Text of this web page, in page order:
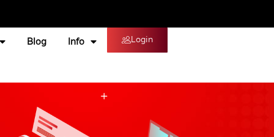
Blog Info Login